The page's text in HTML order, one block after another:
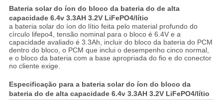
Bateria solar do íon do bloco da bateria do de alta
capacidade 6.4v 3.3AH 3.2V LiFePO4/lítio
a bateria solar do íon do lítio feita pelo material profundo do
círculo lifepo4, tensão nominal para o bloco é 6.4V e a
capacidade avaliado é 3.3Ah, incluir do bloco da bateria do PCM
dentro do bloco, o PCM que inclui o desempenho cinco normal,
e o bloco da bateria com a base apropriada do fio e do conector
no cliente exige.
Especificação para a bateria solar do íon do bloco da
bateria do de alta capacidade 6.4v 3.3AH 3.2V LiFePO4/lítio